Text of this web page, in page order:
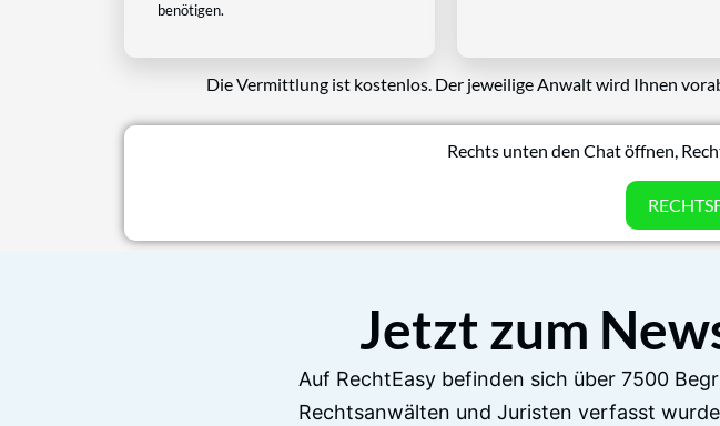
benötigen.
Die Vermittlung ist kostenlos. Der jeweilige Anwalt wird Ihnen
Rechts unten den Chat öffnen,
Jetzt zum
Auf RechtEasy befinden sich über 7500
Rechtsanwälten und Juristen verfasst